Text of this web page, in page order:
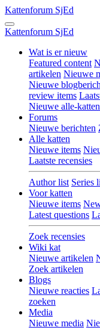
Kattenforum SjEd
Kattenforum SjEd
Wat is er nieuw
Featured content
artikelen Nieuwe
Nieuwe
review items
Nieuwe alle-
Forums
Nieuwe berichten
Alle katten
Nieuwe items
Laatste recensies
Author list Series
Voor katten
Nieuwe items
Latest questions
Zoek recensies
Wiki kat
Nieuwe artikelen
Zoek artikelen
Blogs
Nieuwe reacties
zoeken
Media
Nieuwe media